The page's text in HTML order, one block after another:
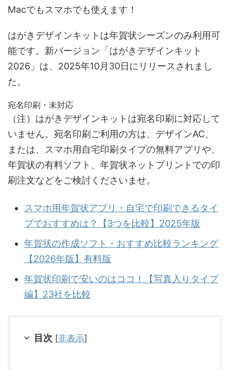
Macでもスマホでも使えます！
はがきデザインキットは年賀状シーズンのみ利用可
能です。新バージョン「はがきデザインキット
2026」は、2025年10月30日にリリースされまし
た。
宛名印刷・未対応
（注）はがきデザインキットは宛名印刷に対応して
いません。宛名印刷ご利用の方は、デザインAC、
または、スマホ用自宅印刷タイプの無料アプリや、
年賀状の有料ソフト、年賀状ネットプリントでの印
刷注文などをご検討くださいませ。
スマホ用年賀状アプリ・自宅で印刷できるタイ
プでおすすめは？【3つを比較】2025年版
年賀状の作成ソフト・おすすめ比較ランキング
【2026年版】有料版
年賀状印刷で安いのはココ！【写真入りタイプ
編】23社を比較
目次 [非表示]